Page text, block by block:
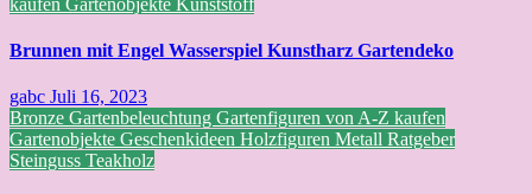
kaufen Gartenobjekte Kunststoff
Brunnen mit Engel Wasserspiel Kunstharz Gartendeko
gabc Juli 16, 2023
Bronze Gartenbeleuchtung Gartenfiguren von A-Z kaufen
Gartenobjekte Geschenkideen Holzfiguren Metall Ratgeber
Steinguss Teakholz